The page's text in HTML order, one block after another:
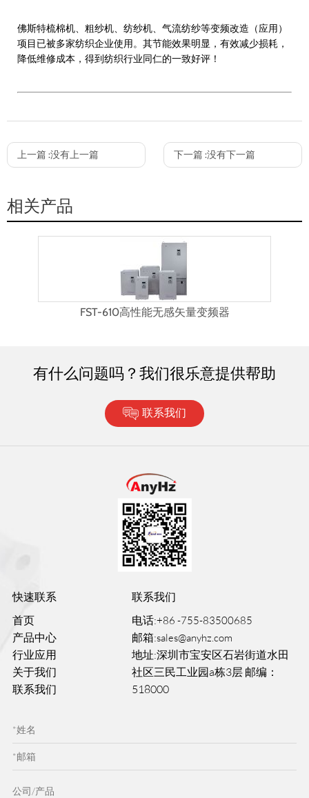
佛斯特梳棉机、粗纱机、纺纱机、气流纺纱等变频改造（应用）
项目已被多家纺织企业使用。其节能效果明显，有效减少损耗，
降低维修成本，得到纺织行业同仁的一致好评！
上一篇 :没有上一篇 下一篇 :没有下一篇
相关产品
FST-610高性能无感矢量变频器
有什么问题吗？我们很乐意提供帮助
联系我们
快速联系
首页
产品中心
行业应用
关于我们
联系我们
联系我们
电话:+86 -755-83500685
邮箱:sales@anyhz.com
地址:深圳市宝安区石岩街道水田
社区三民工业园a栋3层 邮编：
518000